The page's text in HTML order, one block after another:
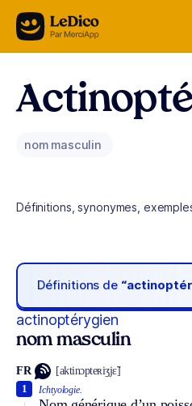
Aller au contenu
nom masculin
Définitions, synonymes,
Définitions de
actinoptérygien
nom masculin
FR [aktinɔpteʀiʒjɛ̃]
Ichtyologie.
1